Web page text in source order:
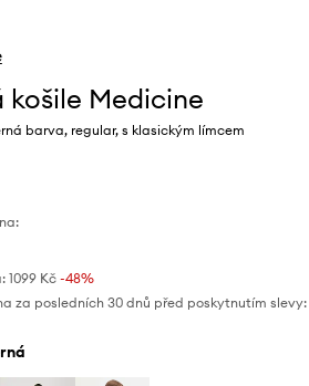
košile Medicine
barva, regular, s klasickým límcem
1099 Kč-48%
za posledních 30 dnů před poskytnutím slevy: